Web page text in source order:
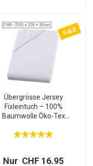
SALE
Übergrösse Jersey
Fixleintuch – 100%
Baumwolle Öko-Tex
cm Doppelmatratzen –
60°
Nur CHF 16.95